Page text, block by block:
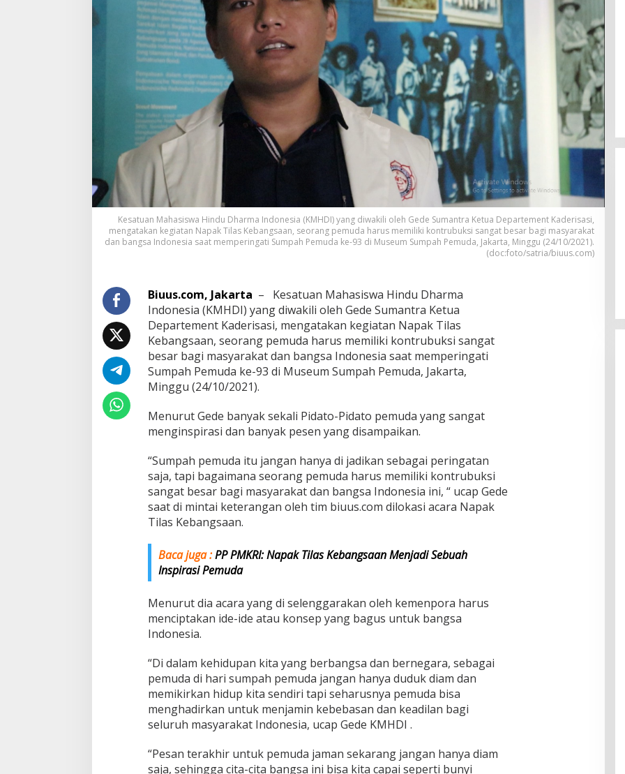
Kesatuan Mahasiswa Hindu Dharma Indonesia (KMHDI) yang diwakili oleh Gede Sumantra Ketua Departement Kaderisasi,
mengatakan kegiatan Napak Tilas Kebangsaan, seorang pemuda harus memiliki kontrubuksi sangat besar bagi masyarakat
dan bangsa Indonesia saat memperingati Sumpah Pemuda ke-93 di Museum Sumpah Pemuda, Jakarta, Minggu (24/10/2021).
(doc:foto/satria/biuus.com)
Biuus.com, Jakarta – Kesatuan Mahasiswa Hindu Dharma
Indonesia (KMHDI) yang diwakili oleh Gede Sumantra Ketua
Departement Kaderisasi, mengatakan kegiatan Napak Tilas
Kebangsaan, seorang pemuda harus memiliki kontrubuksi sangat
besar bagi masyarakat dan bangsa Indonesia saat memperingati
Sumpah Pemuda ke-93 di Museum Sumpah Pemuda, Jakarta,
Minggu (24/10/2021).
Menurut Gede banyak sekali Pidato-Pidato pemuda yang sangat
menginspirasi dan banyak pesen yang disampaikan.
“Sumpah pemuda itu jangan hanya di jadikan sebagai peringatan
saja, tapi bagaimana seorang pemuda harus memiliki kontrubuksi
sangat besar bagi masyarakat dan bangsa Indonesia ini, “ ucap Gede
saat di mintai keterangan oleh tim biuus.com dilokasi acara Napak
Tilas Kebangsaan.
Baca juga :PP PMKRI: Napak Tilas Kebangsaan Menjadi Sebuah
Inspirasi Pemuda
Menurut dia acara yang di selenggarakan oleh kemenpora harus
menciptakan ide-ide atau konsep yang bagus untuk bangsa
Indonesia.
“Di dalam kehidupan kita yang berbangsa dan bernegara, sebagai
pemuda di hari sumpah pemuda jangan hanya duduk diam dan
memikirkan hidup kita sendiri tapi seharusnya pemuda bisa
menghadirkan untuk menjamin kebebasan dan keadilan bagi
seluruh masyarakat Indonesia, ucap Gede KMHDI .
“Pesan terakhir untuk pemuda jaman sekarang jangan hanya diam
saja, sehingga cita-cita bangsa ini bisa kita capai seperti bunyi